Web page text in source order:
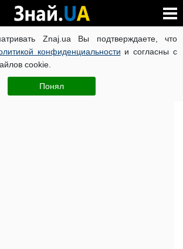
Znaj.ua Вы подтверждаете, что
конфиденциальности и согласны с
cookie.
Понял
ПРОТИВ УКРАИНЫ КОРОНАВИРУС В
ЧИТАТИ УКРАЇНСЬКОЮ